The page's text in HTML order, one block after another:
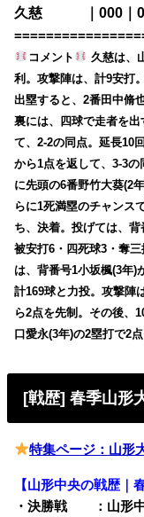
久慈 ｜000｜
コメント
久慈は、
利。攻撃陣は、計9安打
出塁すると、2番田中脩
裏には、四球で走者を
て、2-2の同点。延長10
から1点を返して、3-3
に先頭の6番野竹大葵(2
らに1死満塁のチャンス
ち、決着。投げては、背
被安打6・四死球3・奪
は、背番号1小坂楓(3年)
計169球と力投。攻撃陣
ら2点を先制。その後、
口愛永(3年)の2塁打で2
[戦歴] 春季山形
特集ページ：山形
【山形中央の戦歴｜
・決勝戦 ：山形